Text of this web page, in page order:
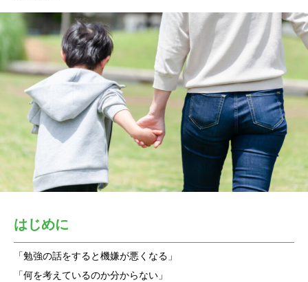
はじめに
「勉強の話をすると機嫌が悪くなる」
「何を考えているのか分からない」